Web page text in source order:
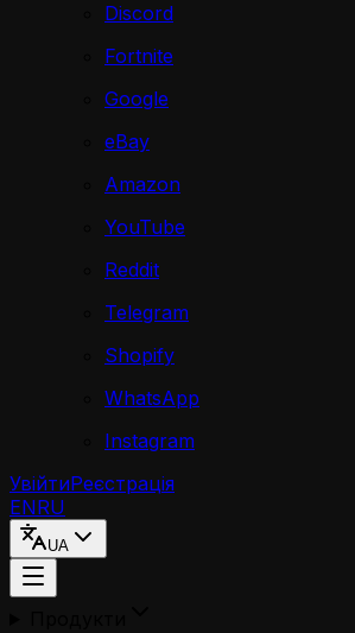
Discord
Fortnite
Google
eBay
Amazon
YouTube
Reddit
Telegram
Shopify
WhatsApp
Instagram
УвійтиРеєстрація
ENRU
UA